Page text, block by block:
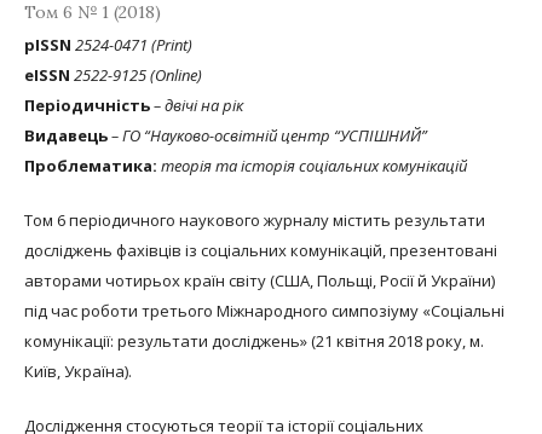
Том 6 № 1 (2018)
рISSN 2524-0471 (Print)
eISSN 2522-9125 (Online)
Періодичність– двічі на рік
Видавець– ГО “Науково-освітній центр “УСПІШНИЙ”
Проблематика: теорія та історія соціальних комунікацій
Том 6 періодичного наукового журналу містить результати
досліджень фахівців із соціальних комунікацій, презентовані
авторами чотирьох країн світу (США, Польщі, Росії й України)
під час роботи третього Міжнародного симпозіуму «Соціальні
комунікації: результати досліджень» (21 квітня 2018 року, м.
Київ, Україна).
Дослідження стосуються теорії та історії соціальних